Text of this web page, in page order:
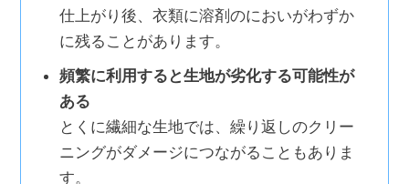
仕上がり後、衣類に溶剤のにおいがわずか
に残ることがあります。
頻繁に利用すると生地が劣化する可能性が
ある
とくに繊細な生地では、繰り返しのクリー
ニングがダメージにつながることもありま
す。